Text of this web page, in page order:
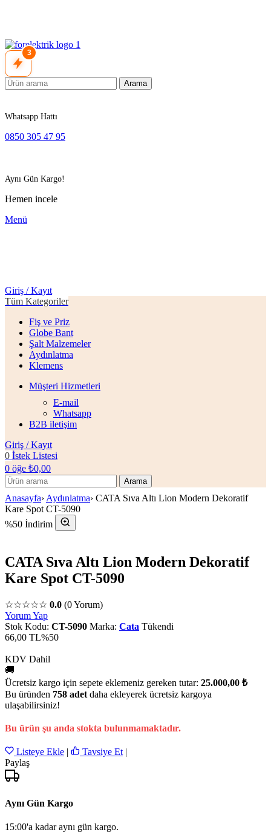
3
Arama
Whatsapp Hattı
0850 305 47 95
Aynı Gün Kargo!
Hemen incele
Menü
Giriş / Kayıt
Tüm Kategoriler
Fiş ve Priz
Globe Bant
Şalt Malzemeler
Aydınlatma
Klemens
Müşteri Hizmetleri
E-mail
Whatsapp
B2B iletişim
Giriş / Kayıt
0 İstek Listesi
0 öğe ₺0,00
Arama
Anasayfa› Aydınlatma› CATA Sıva Altı Lion Modern Dekoratif
Kare Spot CT-5090
%50 İndirim
CATA Sıva Altı Lion Modern Dekoratif
Kare Spot CT-5090
☆☆☆☆☆ 0.0 (0 Yorum)
Yorum Yap
Stok Kodu: CT-5090 Marka: Cata Tükendi
66,00 TL%50
KDV Dahil
🚚
Ücretsiz kargo için sepete eklemeniz gereken tutar: 25.000,00 ₺
Bu üründen 758 adet daha ekleyerek ücretsiz kargoya
ulaşabilirsiniz!
Bu ürün şu anda stokta bulunmamaktadır.
Listeye Ekle | Tavsiye Et |
Paylaş
Aynı Gün Kargo
15:00'a kadar aynı gün kargo.